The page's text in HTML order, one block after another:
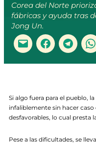
Corea del Norte
fábricas y ayuda tras
Jong Un.
Si algo fuera para el pueblo,
infaliblemente sin hacer
desfavorables, lo cual presta
Pese a las dificultades, se